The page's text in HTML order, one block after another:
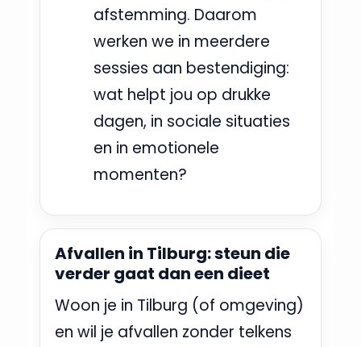
afstemming. Daarom
werken we in meerdere
sessies aan bestendiging:
wat helpt jou op drukke
dagen, in sociale situaties
en in emotionele
momenten?
Afvallen in Tilburg: steun die
verder gaat dan een dieet
Woon je in Tilburg (of omgeving)
en wil je afvallen zonder telkens